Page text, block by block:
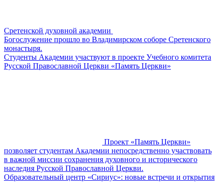
Сретенской духовной академии
Богослужение прошло во Владимирском соборе Сретенского
монастыря.
​​Студенты Академии участвуют в проекте Учебного комитета
Русской Православной Церкви «Память Церкви»
Проект «Память Церкви»
позволяет студентам Академии непосредственно участвовать
в важной миссии сохранения духовного и исторического
наследия Русской Православной Церкви.
Образовательный центр «Сириус»: новые встречи и открытия